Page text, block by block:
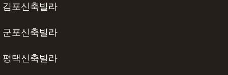
김포신축빌라
군포신축빌라
평택신축빌라